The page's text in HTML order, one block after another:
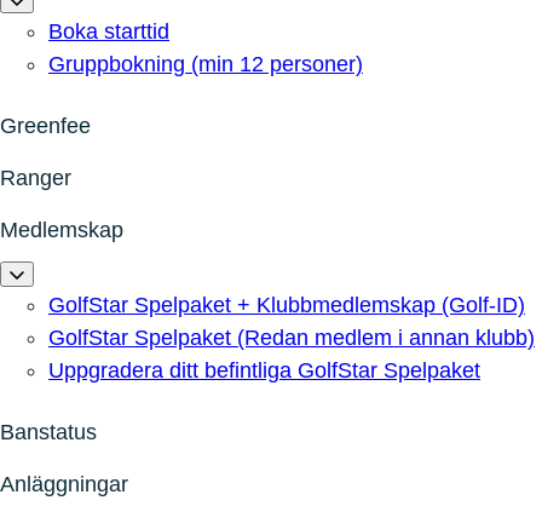
Boka starttid
Gruppbokning (min 12 personer)
Greenfee
Ranger
Medlemskap
GolfStar Spelpaket + Klubbmedlemskap (Golf-ID)
GolfStar Spelpaket (Redan medlem i annan klubb)
Uppgradera ditt befintliga GolfStar Spelpaket
Banstatus
Anläggningar